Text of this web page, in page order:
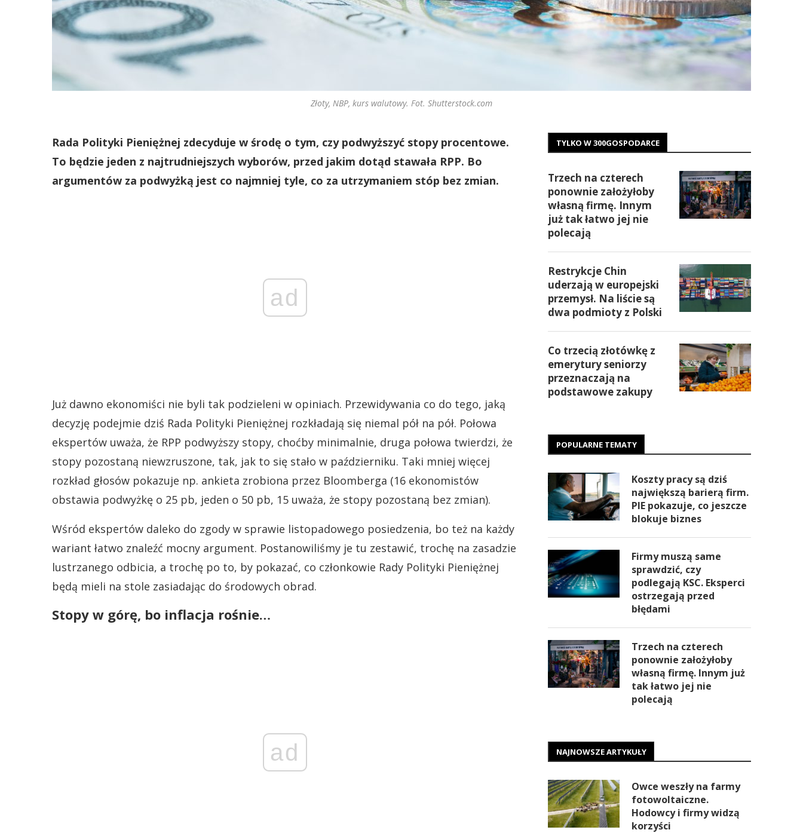
Złoty, NBP, kurs walutowy. Fot. Shutterstock.com
Rada Polityki Pieniężnej zdecyduje w środę o tym, czy podwyższyć stopy procentowe.
To będzie jeden z najtrudniejszych wyborów, przed jakim dotąd stawała RPP. Bo
argumentów za podwyżką jest co najmniej tyle, co za utrzymaniem stóp bez zmian.
ad
Już dawno ekonomiści nie byli tak podzieleni w opiniach. Przewidywania co do tego, jaką
decyzję podejmie dziś Rada Polityki Pieniężnej rozkładają się niemal pół na pół. Połowa
ekspertów uważa, że RPP podwyższy stopy, choćby minimalnie, druga połowa twierdzi, że
stopy pozostaną niewzruszone, tak, jak to się stało w październiku. Taki mniej więcej
rozkład głosów pokazuje np. ankieta zrobiona przez Bloomberga (16 ekonomistów
obstawia podwyżkę o 25 pb, jeden o 50 pb, 15 uważa, że stopy pozostaną bez zmian).
Wśród ekspertów daleko do zgody w sprawie listopadowego posiedzenia, bo też na każdy
wariant łatwo znaleźć mocny argument. Postanowiliśmy je tu zestawić, trochę na zasadzie
lustrzanego odbicia, a trochę po to, by pokazać, co członkowie Rady Polityki Pieniężnej
będą mieli na stole zasiadając do środowych obrad.
Stopy w górę, bo inflacja rośnie…
ad
TYLKO W 300GOSPODARCE
Trzech na czterech
ponownie założyłoby
własną firmę. Innym
już tak łatwo jej nie
polecają
Restrykcje Chin
uderzają w europejski
przemysł. Na liście są
dwa podmioty z Polski
Co trzecią złotówkę z
emerytury seniorzy
przeznaczają na
podstawowe zakupy
POPULARNE TEMATY
Koszty pracy są dziś
największą barierą firm.
PIE pokazuje, co jeszcze
blokuje biznes
Firmy muszą same
sprawdzić, czy
podlegają KSC. Eksperci
ostrzegają przed
błędami
Trzech na czterech
ponownie założyłoby
własną firmę. Innym już
tak łatwo jej nie
polecają
NAJNOWSZE ARTYKUŁY
Owce weszły na farmy
fotowoltaiczne.
Hodowcy i firmy widzą
korzyści